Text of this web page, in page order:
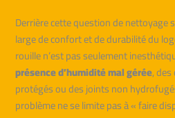
Derrière cette question de nettoyage
large de confort et de durabilité du
rouille n’est pas seulement
présence d’humidité mal gérée,
protégés ou des joints non
problème ne se limite pas à « faire